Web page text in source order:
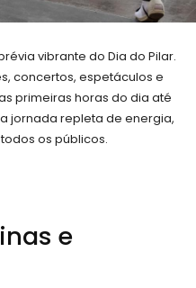
vibrante do Dia do Pilar.
concertos, espetáculos e
primeiras horas do dia até
jornada repleta de energia,
os públicos.
e